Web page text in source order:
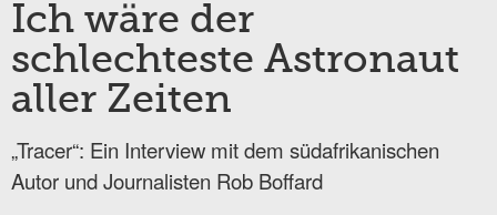
Ich wäre der
schlechteste Astronaut
aller Zeiten
„Tracer“: Ein Interview mit dem südafrikanischen
Autor und Journalisten Rob Boffard